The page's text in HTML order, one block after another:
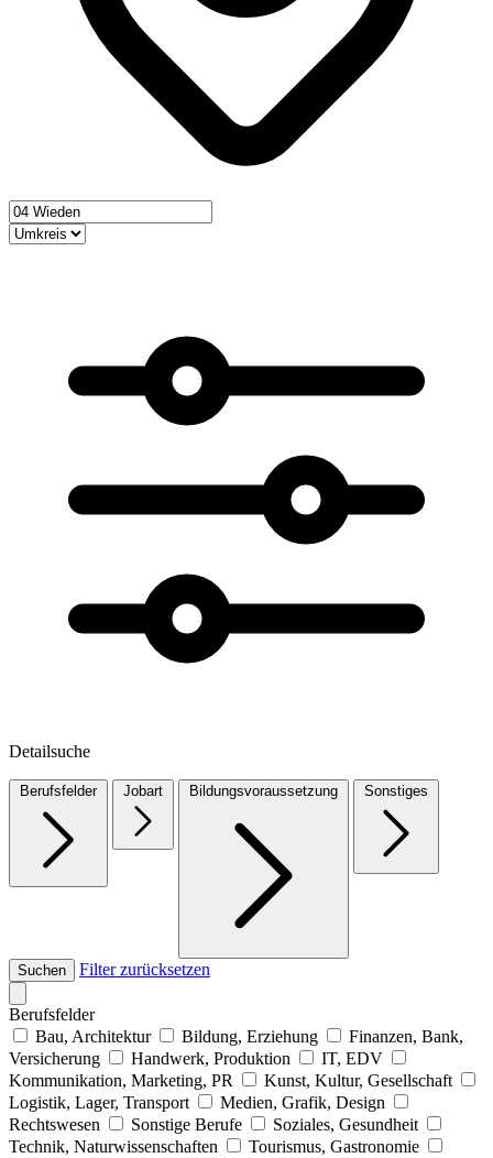
Detailsuche
Berufsfelder Jobart Bildungsvoraussetzung Sonstiges
Suchen Filter zurücksetzen
Berufsfelder
Bau, Architektur
Bildung, Erziehung
Finanzen, Bank,
Versicherung
Handwerk, Produktion
IT, EDV
Kommunikation, Marketing, PR
Kunst, Kultur, Gesellschaft
Logistik, Lager, Transport
Medien, Grafik, Design
Rechtswesen
Sonstige Berufe
Soziales, Gesundheit
Technik, Naturwissenschaften
Tourismus, Gastronomie